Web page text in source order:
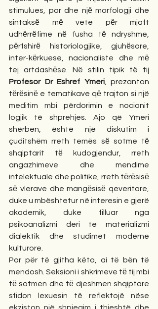
stimulues, por dhe njё morfologji dhe
sintaksё mё vete pёr mjaft
udhёrrёfime nё fusha tё ndryshme,
pёrfshirё historiologjike, gjuhёsore,
inter-kёrkuese, nacionaliste dhe mё
Profesor Dr Eshref Ymeri, prezanton
tёrёsinё e tematikave qё trajton si një
meditim mbi përdorimin e nocionit
logjik të shprehjes. Ajo që Ymeri
shërben, është një diskutim i
çuditshëm rreth temës sё sotme tё
shqiptarit tё kudogjendur, rreth
angazhimeve dhe mendime
intelektuale dhe politike, rreth tёrёsisё
sё vlerave dhe mangёsisё qeveritare,
duke u mbështetur në interesin e gjerë
akademik, duke filluar nga
psikoanalizmi deri te materializmi
dialektik dhe studimet moderne
kulturore.
Por për të gjitha këto, ai të bën të
mendosh. Seksioni i shkrimeve tё tij mbi
tё sotmen dhe tё djeshmen shqiptare
sfidon lexuesin të reflektojë nëse